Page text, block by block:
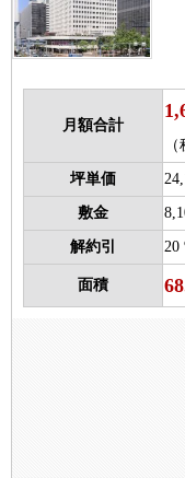
月額合計
坪単価
敷金
解約引 20
面積